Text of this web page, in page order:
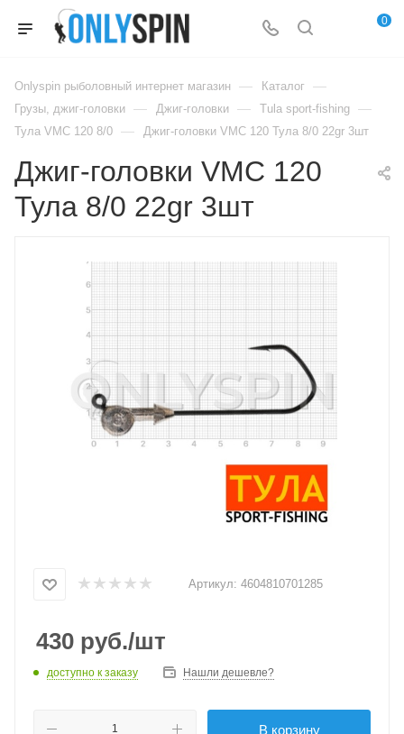
0
Onlyspin рыболовный интернет магазин — Каталог —
Грузы, джиг-головки — Джиг-головки — Tula sport-fishing —
Тула VMC 120 8/0 — Джиг-головки VMC 120 Тула 8/0 22gr 3шт
Джиг-головки VMC 120
Тула 8/0 22gr 3шт
Артикул: 4604810701285
430 руб./шт
доступно к заказу Нашли дешевле?
В корзину